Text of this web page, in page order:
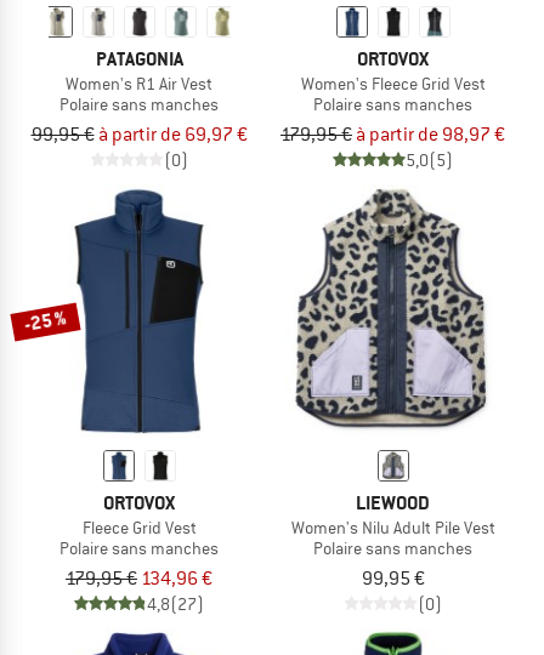
PATAGONIA
Women's R1 Air Vest
Polaire sans manches
99,95 € à partir de 69,97 €
(0)
ORTOVOX
Women's Fleece Grid Vest
Polaire sans manches
179,95 € à partir de 98,97 €
5,0(5)
-25 %
ORTOVOX
Fleece Grid Vest
Polaire sans manches
179,95 € 134,96 €
4,8(27)
LIEWOOD
Women's Nilu Adult Pile Vest
Polaire sans manches
99,95 €
(0)